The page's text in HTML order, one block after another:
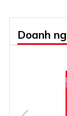
Doanh